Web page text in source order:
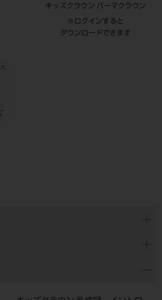
キッズクラウン パーマクラウン
※ログインすると
ダウンロードできます